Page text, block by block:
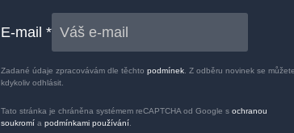
E-mail *
Zadané údaje zpracovávám dle těchto podmínek . Z odběru novinek se můžete
kdykoliv odhlásit.
Tato stránka je chráněna systémem reCAPTCHA od Google s ochranou
soukromí a podmínkami používání